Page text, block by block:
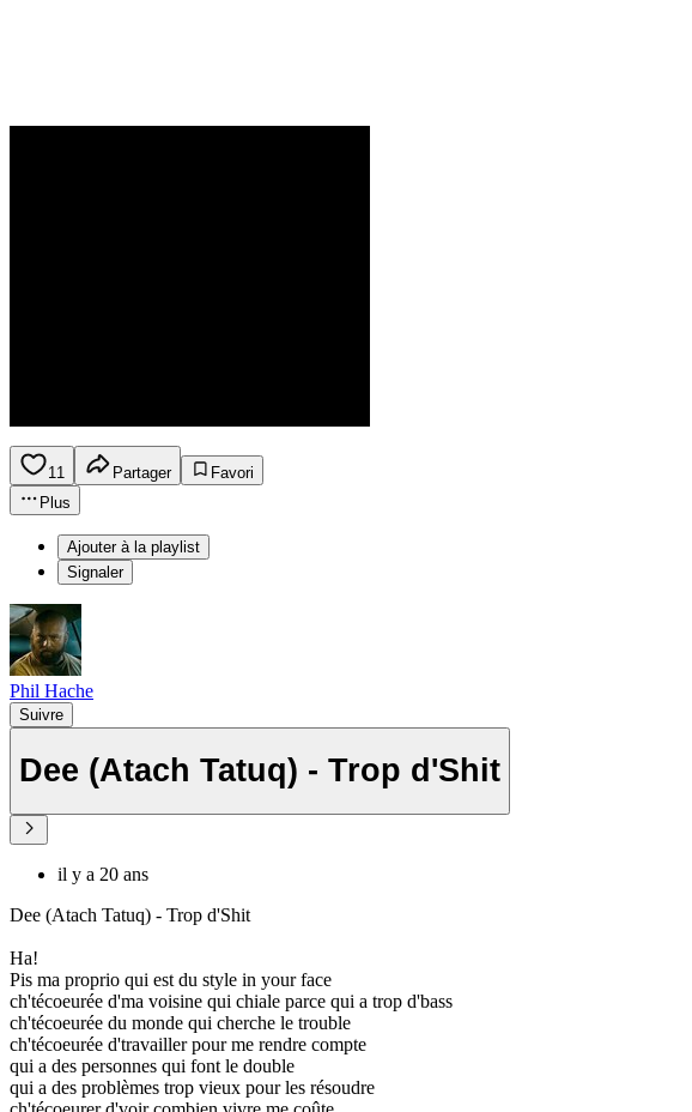
11 Partager
Favori
Plus
Ajouter à la playlist
Signaler
Phil Hache
Suivre
Dee (Atach Tatuq) - Trop d'Shit
il y a 20 ans
Dee (Atach Tatuq) - Trop d'Shit
Ha!
Pis ma proprio qui est du style in your face
ch'técoeurée d'ma voisine qui chiale parce qui a trop d'bass
ch'técoeurée du monde qui cherche le trouble
ch'técoeurée d'travailler pour me rendre compte
qui a des personnes qui font le double
qui a des problèmes trop vieux pour les résoudre